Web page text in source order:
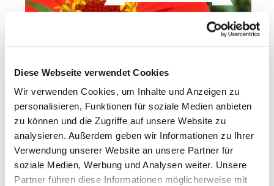
Diese Webseite verwendet Cookies
Wir verwenden Cookies, um Inhalte und Anzeigen zu
personalisieren, Funktionen für soziale Medien anbieten
zu können und die Zugriffe auf unsere Website zu
analysieren. Außerdem geben wir Informationen zu Ihrer
Verwendung unserer Website an unsere Partner für
soziale Medien, Werbung und Analysen weiter. Unsere
Partner führen diese Informationen möglicherweise mit
Gott hat Geduld mit Dir und lässt Dich
wachsen! -Audioimpuls anhören